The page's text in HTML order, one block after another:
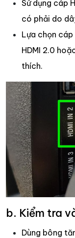
Sử dụng cáp
có phải do
Lựa chọn
HDMI 2.0
thích.
b. Kiểm tra
Dùng bông